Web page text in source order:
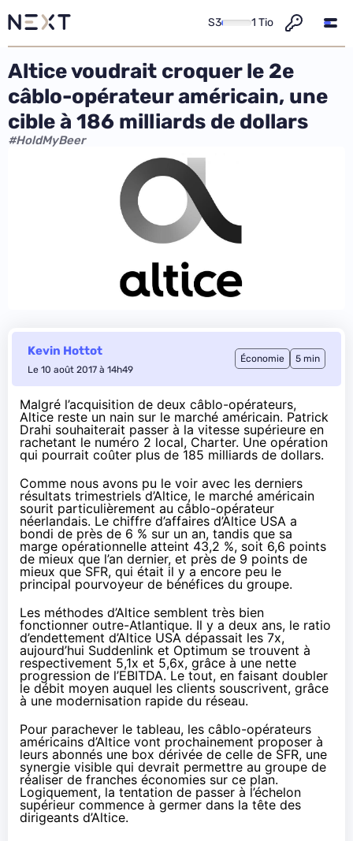
S3 1 Tio
Altice voudrait croquer le 2e
câblo-opérateur américain, une
cible à 186 milliards de dollars
#HoldMyBeer
Kevin Hottot
Le 10 août 2017 à 14h49
Économie 5 min
Malgré l’acquisition de deux câblo-opérateurs,
Altice reste un nain sur le marché américain. Patrick
Drahi souhaiterait passer à la vitesse supérieure en
rachetant le numéro 2 local, Charter. Une opération
qui pourrait coûter plus de 185 milliards de dollars.
Comme nous avons pu le voir avec les derniers
résultats trimestriels d’Altice, le marché américain
sourit particulièrement au câblo-opérateur
néerlandais. Le chiffre d’affaires d’Altice USA a
bondi de près de 6 % sur un an, tandis que sa
marge opérationnelle atteint 43,2 %, soit 6,6 points
de mieux que l’an dernier, et près de 9 points de
mieux queSFR, qui était il y a encore peu le
principal pourvoyeur de bénéfices du groupe.
Les méthodes d’Altice semblent très bien
fonctionner outre-Atlantique. Il y a deux ans, le ratio
d’endettement d’Altice USA dépassait les 7x,
aujourd’hui Suddenlink et Optimum se trouvent à
respectivement 5,1x et 5,6x, grâce à une nette
progression de l’EBITDA. Le tout, en faisant doubler
le débit moyen auquel les clients souscrivent, grâce
à une modernisation rapide du réseau.
Pour parachever le tableau, les câblo-opérateurs
américains d’Altice vont prochainement proposer à
leurs abonnés une box dérivée de celle de SFR, une
synergie visible qui devrait permettre au groupe de
réaliser de franches économies sur ce plan.
Logiquement, la tentation de passer à l’échelon
supérieur commence à germer dans la tête des
dirigeants d’Altice.